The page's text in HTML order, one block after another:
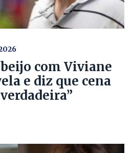
com Viviane
e diz que cena